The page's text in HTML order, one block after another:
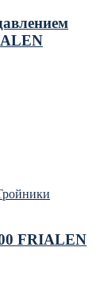
FRIALEN